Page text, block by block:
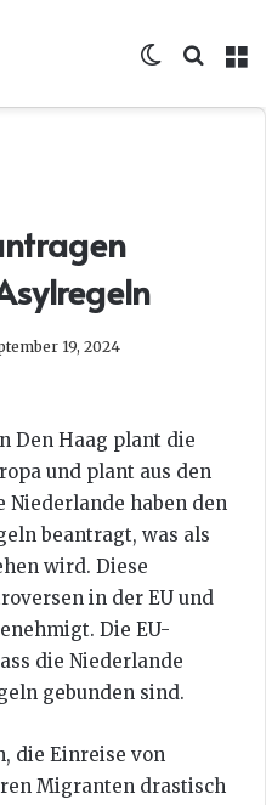
Skin
19, 2024
Den Haag plant die
und plant aus den
Niederlande haben den
beantragt, was als
wird. Diese
in der EU und
Die EU-
die Niederlande
gebunden sind.
die Einreise von
Migranten drastisch